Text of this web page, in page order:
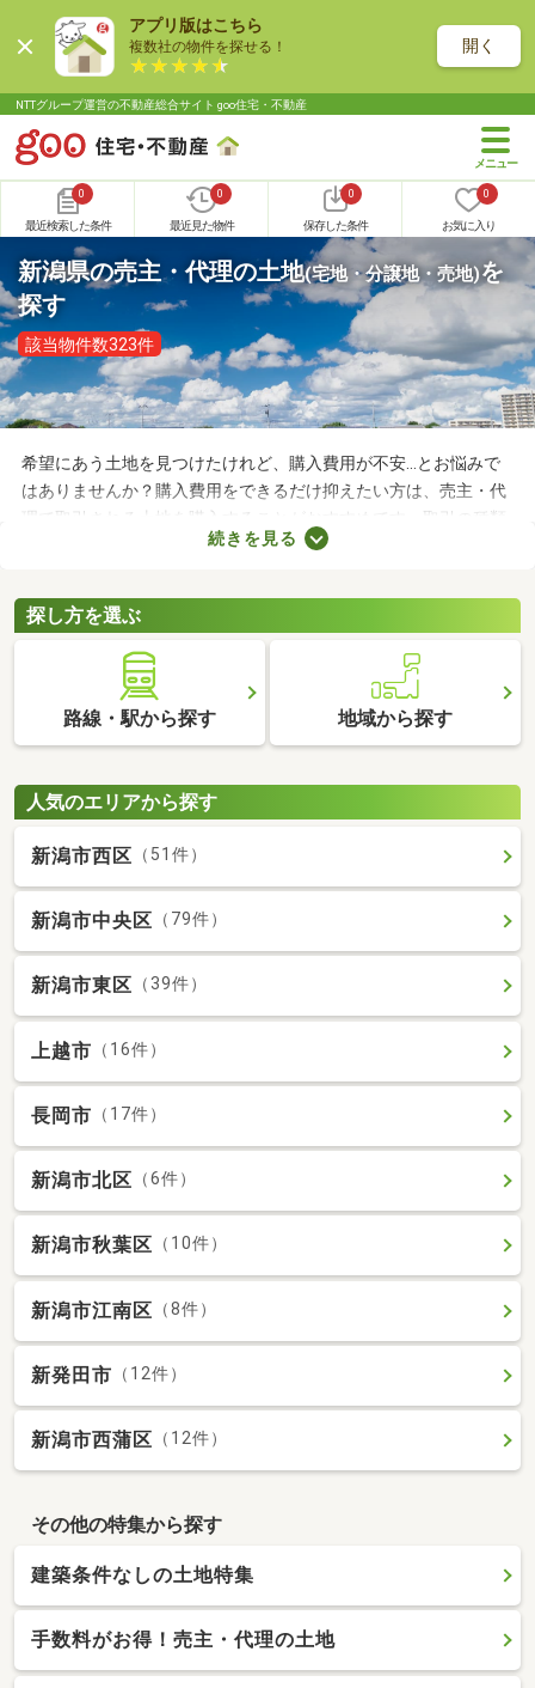
アプリ版はこちら
複数社の物件を探せる！ 開く
NTTグループ運営の不動産総合サイト goo住宅・不動産
0
最近検索した条件
0
最近見た物件
0
保存した条件
0
お気に入り
新潟県の売主・代理の土地(宅地・分譲地・売地)を
探す
該当物件数323件
希望にあう土地を見つけたけれど、購入費用が不安…とお悩みで
はありませんか？購入費用をできるだけ抑えたい方は、売主・代
理で取引される土地を購入することがおすすめです。取引の種類
が売主、または代理の場合、仲介手数料がかからない大きなメリ
される土地から理想の場所を探しましょう。
続きを見る
探し方を選ぶ
路線・駅から探す 地域から探す
人気のエリアから探す
新潟市西区 （51件）
新潟市中央区 （79件）
新潟市東区 （39件）
上越市 （16件）
長岡市 （17件）
新潟市北区 （6件）
新潟市秋葉区 （10件）
新潟市江南区 （8件）
新発田市 （12件）
新潟市西蒲区 （12件）
その他の特集から探す
建築条件なしの土地特集
手数料がお得！売主・代理の土地